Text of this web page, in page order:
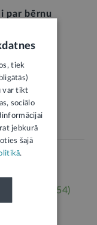
par bērnu
(3954)
tiek
var tikt
sociālo
jebkurā
šajā
.